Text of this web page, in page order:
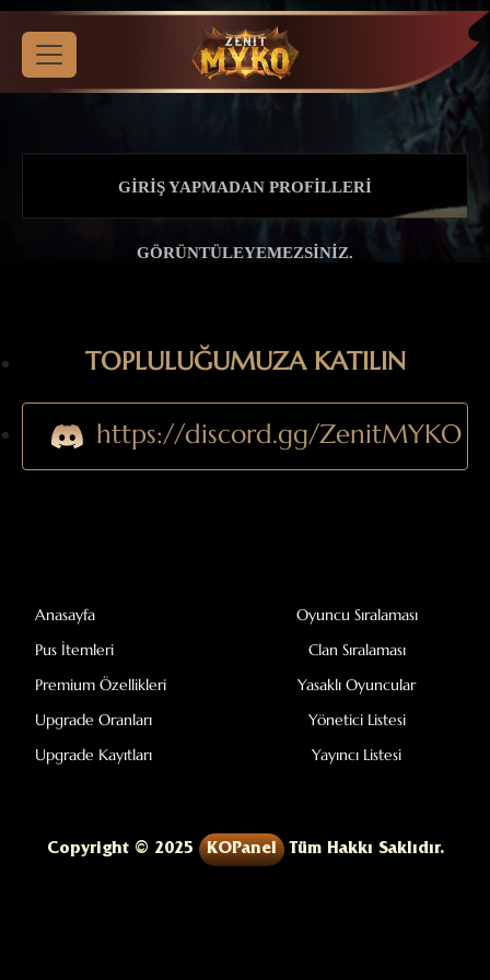
GIRIŞ YAPMADAN PROFILLERI
GÖRÜNTÜLEYEMEZSINIZ.
TOPLULUĞUMUZA KATILIN
https://discord.gg/ZenitMYKO
Anasayfa
Pus İtemleri
Premium Özellikleri
Upgrade Oranları
Upgrade Kayıtları
Oyuncu Sıralaması
Clan Sıralaması
Yasaklı Oyuncular
Yönetici Listesi
Yayıncı Listesi
Copyright © 2025 KOPanel Tüm Hakkı Saklıdır.